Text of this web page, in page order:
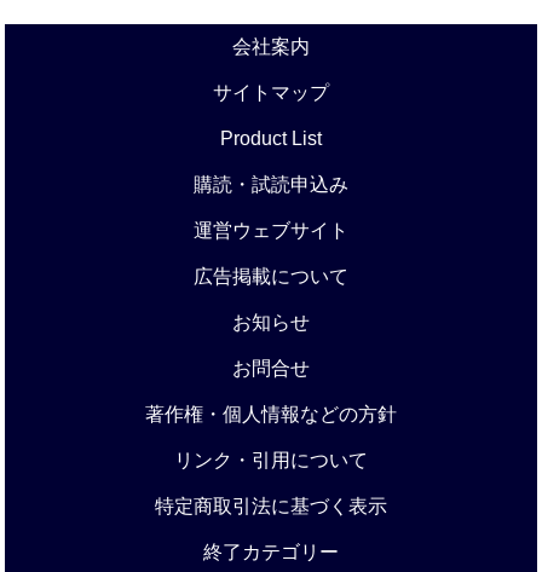
会社案内
サイトマップ
Product List
購読・試読申込み
運営ウェブサイト
広告掲載について
お知らせ
お問合せ
著作権・個人情報などの方針
リンク・引用について
特定商取引法に基づく表示
終了カテゴリー